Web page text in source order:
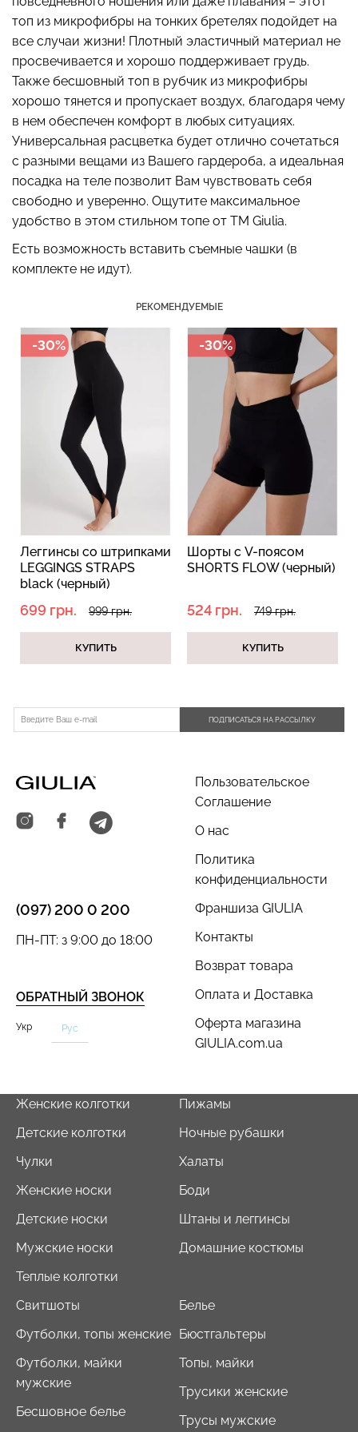
топ из микрофибры на тонких бретелях подойдет на
все случаи жизни! Плотный эластичный материал не
просвечивается и хорошо поддерживает грудь.
Также бесшовный топ в рубчик из микрофибры
хорошо тянется и пропускает воздух, благодаря чему
в нем обеспечен комфорт в любых ситуациях.
Универсальная расцветка будет отлично сочетаться
с разными вещами из Вашего гардероба, а идеальная
посадка на теле позволит Вам чувствовать себя
свободно и уверенно. Ощутите максимальное
удобство в этом стильном топе от ТМ Giulia.
Есть возможность вставить съемные чашки (в
комплекте не идут).
РЕКОМЕНДУЕМЫЕ
-30%
Леггинсы со штрипками
LEGGINGS STRAPS
black (черный)
699 грн. 999 грн.
КУПИТЬ
-30%
Шорты с V-поясом
SHORTS FLOW (черный)
524 грн. 749 грн.
КУПИТЬ
ПОДПИСАТЬСЯ НА РАССЫЛКУ
Пользовательское
Соглашение
О нас
Политика
конфиденциальности
Франшиза GIULIA
Контакты
Возврат товара
Оплата и Доставка
Оферта магазина
GIULIA.com.ua
(097) 200 0 200
ОБРАТНЫЙ ЗВОНОК
ПН-ПТ: з 9:00 до 18:00
Укр Рус
Женские колготки
Детские колготки
Чулки
Женские носки
Детские носки
Мужские носки
Теплые колготки
Пижамы
Ночные рубашки
Халаты
Боди
Штаны и леггинсы
Домашние костюмы
Свитшоты
Футболки, топы женские
Футболки, майки
мужские
Бесшовное белье
Белье
Бюстгальтеры
Топы, майки
Трусики женские
Трусы мужские
Бесшовные стринги
STRING BRIEFS (черный)
Giulia
179 грн.
Бесшовный топ с легкой
коррекцией BRA
SHAPEWEAR nude
(бежевый) Giulia
489 грн.
699 грн.
Топ на бретелях в рубчик
CAMI TOP RIB white
(белый) Giulia
499 грн.
Бесшовный топ с легкой
коррекцией BRA
SHAPEWEAR black
(черный) Giulia
489 грн.
Велосипедки с пуш-ап
454 грн.649 грн.
Топ на бретелях в рубчик
CAMI TOP RIB black
(черный) Giulia
299 грн.499 грн.